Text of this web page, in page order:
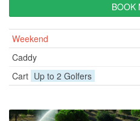
BOOK
Weekend
Caddy
Cart Up to 2 Golfers